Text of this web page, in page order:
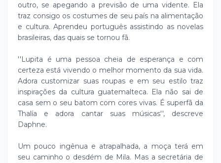
outro, se apegando a previsão de uma vidente. Ela
traz consigo os costumes de seu país na alimentação
e cultura. Aprendeu português assistindo as novelas
brasileiras, das quais se tornou fã.
''Lupita é uma pessoa cheia de esperança e com
certeza está vivendo o melhor momento da sua vida.
Adora customizar suas roupas e em seu estilo traz
inspirações da cultura guatemalteca. Ela não sai de
casa sem o seu batom com cores vivas. É superfã da
Thalía e adora cantar suas músicas'', descreve
Daphne.
Um pouco ingênua e atrapalhada, a moça terá em
seu caminho o desdém de Mila. Mas a secretária de